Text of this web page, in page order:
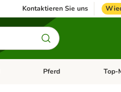
Kontaktieren Sie uns
Menü öffnen: FischKategorie-Menü öffnen:
Pferd Top-